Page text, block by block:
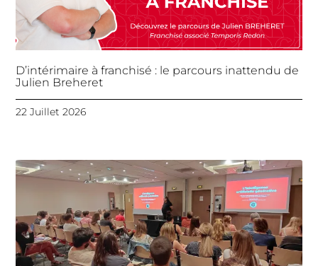
D’intérimaire à franchisé : le parcours inattendu de
Julien Breheret
22 Juillet 2026